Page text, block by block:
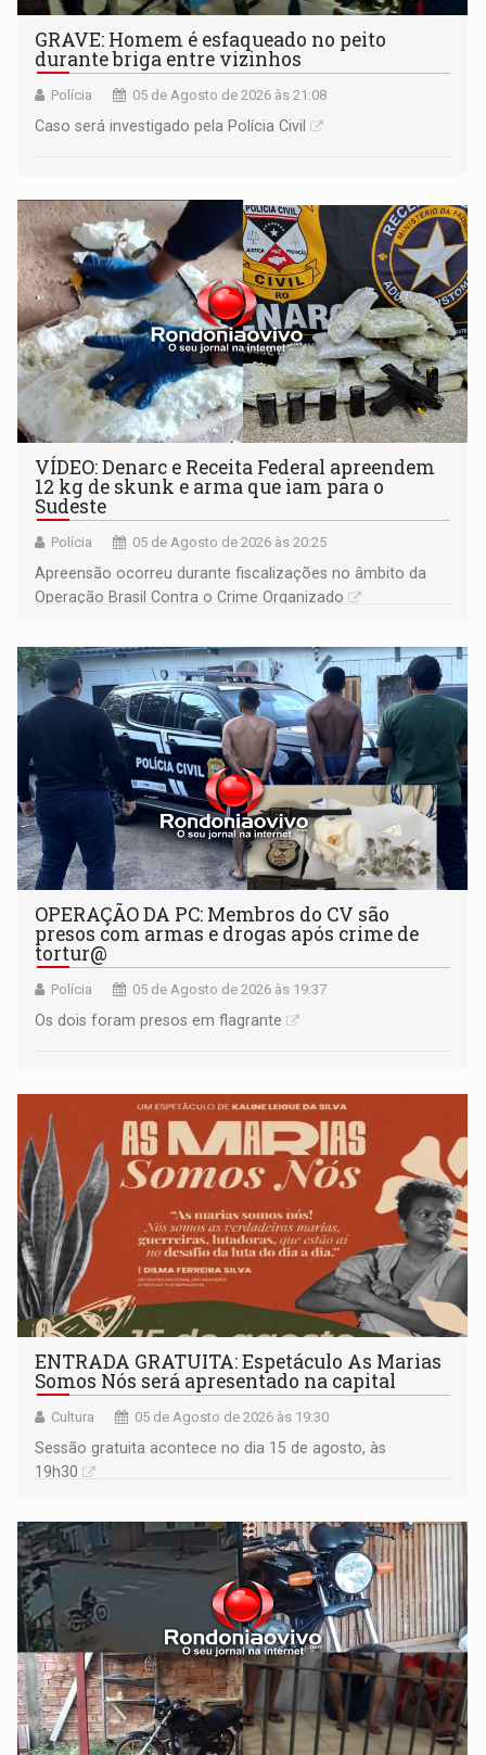
GRAVE: Homem é esfaqueado no peito
durante briga entre vizinhos
Polícia 05 de Agosto de 2026 às 21:08
Caso será investigado pela Polícia Civil
VÍDEO: Denarc e Receita Federal apreendem
12 kg de skunk e arma que iam para o
Sudeste
Polícia 05 de Agosto de 2026 às 20:25
Apreensão ocorreu durante fiscalizações no âmbito da
Operação Brasil Contra o Crime Organizado
OPERAÇÃO DA PC: Membros do CV são
presos com armas e drogas após crime de
tortur@
Polícia 05 de Agosto de 2026 às 19:37
Os dois foram presos em flagrante
ENTRADA GRATUITA: Espetáculo As Marias
Somos Nós será apresentado na capital
Cultura 05 de Agosto de 2026 às 19:30
Sessão gratuita acontece no dia 15 de agosto, às
19h30